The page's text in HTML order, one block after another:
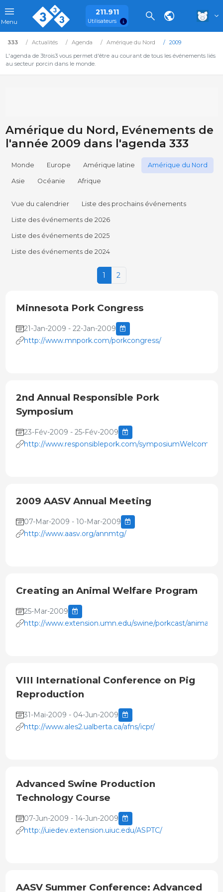
Menu
211.911
Utilisateurs
333 Actualités Agenda Amérique du Nord
2009
L'agenda de 3trois3 vous permet d'être au courant de tous les événements liés
au secteur porcin dans le monde.
Amérique du Nord, Evénements de
l'année 2009 dans l'agenda 333
Monde Europe Amérique latine Amérique du Nord
Asie Océanie Afrique
Vue du calendrier Liste des prochains événements
Liste des événements de 2026
Liste des événements de 2025
Liste des événements de 2024
1 2
Minnesota Pork Congress
21-Jan-2009 - 22-Jan-2009
http://www.mnpork.com/porkcongress/
2nd Annual Responsible Pork
Symposium
23-Fév-2009 - 25-Fév-2009
http://www.responsiblepork.com/
2009 AASV Annual Meeting
07-Mar-2009 - 10-Mar-2009
http://www.aasv.org/annmtg/
Creating an Animal Welfare Program
25-Mar-2009
http://www.extension.umn.edu/swine/porkcast/
VIII International Conference on Pig
Reproduction
31-Mai-2009 - 04-Jun-2009
http://www.ales2.ualberta.ca/afns/icpr/
Advanced Swine Production
Technology Course
07-Jun-2009 - 14-Jun-2009
http://uiedev.extension.uiuc.edu/ASPTC/
AASV Summer Conference: Advanced